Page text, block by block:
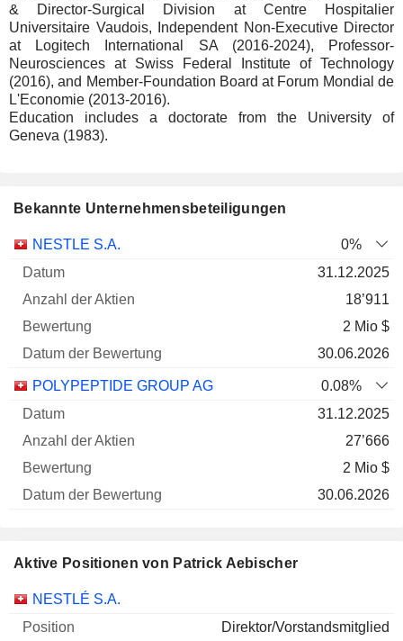
& Director-Surgical Division at Centre Hospitalier
Universitaire Vaudois, Independent Non-Executive Director
at Logitech International SA (2016-2024), Professor-
Neurosciences at Swiss Federal Institute of Technology
(2016), and Member-Foundation Board at Forum Mondial de
L'Economie (2013-2016).
Education includes a doctorate from the University of
Geneva (1983).
Bekannte Unternehmensbeteiligungen
Unternehmen
Bewertung
NESTLE S.A.
0%
31.12.2025
18’911
2 Mio $
30.06.2026
POLYPEPTIDE GROUP AG
0.08%
31.12.2025
27’666
2 Mio $
30.06.2026
Aktive Positionen von Patrick Aebischer
Unternehmen Position
NESTLÉ S.A.
Direktor/Vorstandsmitglied